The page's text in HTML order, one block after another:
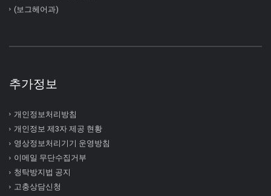
(보그헤어과)
추가정보
개인정보처리방침
개인정보 제3자 제공 현황
영상정보처리기기 운영방침
이메일 무단수집거부
청탁방지법 공지
고충상담신청